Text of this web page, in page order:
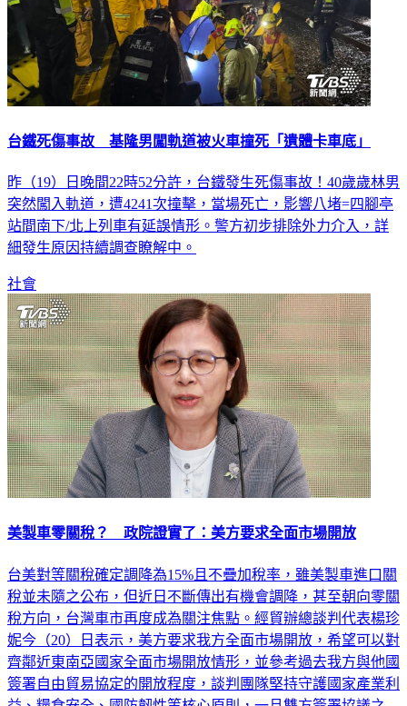
台鐵死傷事故 基隆男闖軌道被火車撞死「遺體卡車底」
昨（19）日晚間22時52分許，台鐵發生死傷事故！40歲歲林男
突然闖入軌道，遭4241次撞擊，當場死亡，影響八堵=四腳亭
站間南下/北上列車有延誤情形。警方初步排除外力介入，詳
細發生原因持續調查瞭解中。
社會
美製車零關稅？ 政院證實了：美方要求全面市場開放
台美對等關稅確定調降為15%且不疊加稅率，雖美製車進口關
稅並未隨之公布，但近日不斷傳出有機會調降，甚至朝向零關
稅方向，台灣車市再度成為關注焦點。經貿辦總談判代表楊珍
妮今（20）日表示，美方要求我方全面市場開放，希望可以對
齊鄰近東南亞國家全面市場開放情形，並參考過去我方與他國
簽署自由貿易協定的開放程度，談判團隊堅持守護國家產業利